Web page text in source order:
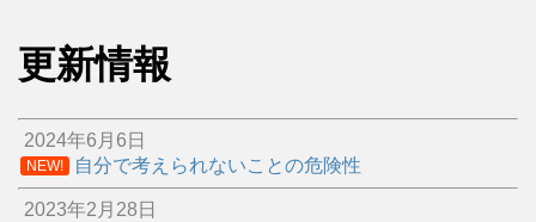
更新情報
2024年6月6日
NEW! 自分で考えられないことの危険性
2023年2月28日